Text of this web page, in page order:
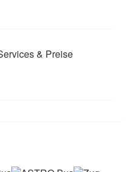
& Preise